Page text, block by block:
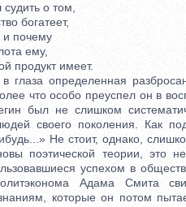
о том,
богатеет,
почему
ему,
продукт имеет.
определенная
что особо преуспел он в
был не слишком
своего поколения. Как
Не стоит, однако,
поэтической теории, это
успехом в
Адама Смита
которые он потом